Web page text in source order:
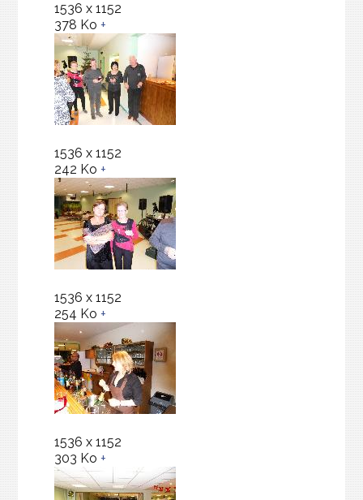
1536 x 1152
378 Ko +
1536 x 1152
242 Ko +
1536 x 1152
254 Ko +
1536 x 1152
303 Ko +